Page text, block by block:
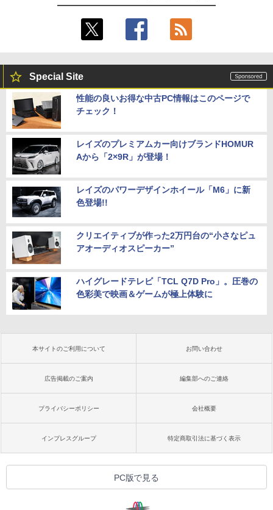
Special Site
性能の良いお得な中古PC情報はこのページで
チェック！
レイズのプレミアムカー向けブランドHOMUR
Aから「2×9R」が登場！
レイズのパワーデザインホイール「M6」に新
色登場!!
クリエイティブが作った2万円台の“小さなピュ
アオーディオスピーカー”
ハイグレードテレビ「TCL Q7D Pro」。圧巻の
色彩美で映画＆ゲームが極上体験に
本サイトのご利用について お問い合わせ
広告掲載のご案内 編集部へのご連絡
プライバシーポリシー 会社概要
インプレスグループ 特定商取引法に基づく表示
PC版で見る